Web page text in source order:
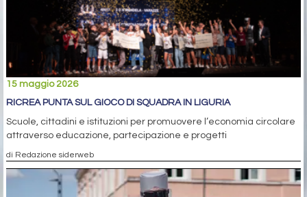
15 maggio 2026
RICREA PUNTA SUL GIOCO DI SQUADRA IN LIGURIA
Scuole, cittadini e istituzioni per promuovere l’economia circolare
attraverso educazione, partecipazione e progetti
di Redazione siderweb